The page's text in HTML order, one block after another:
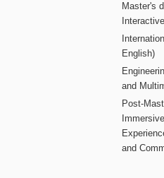
Master's
English)
and
Post-
and